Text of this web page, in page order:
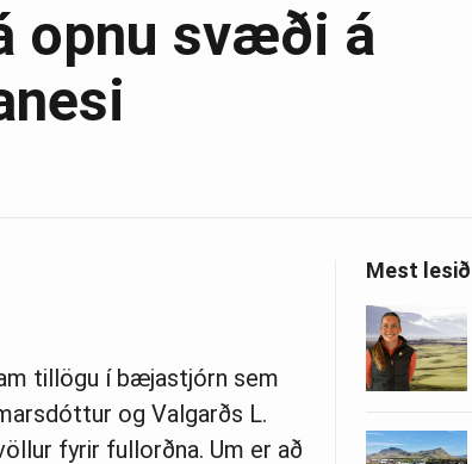
svæði á
tillögu í bæjastjórn sem
og Valgarðs L.
fyrir fullorðna. Um er að
Mest lesið